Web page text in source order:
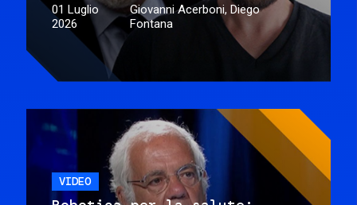
01 Luglio
2026
Giovanni Acerboni, Diego
Fontana
VIDEO